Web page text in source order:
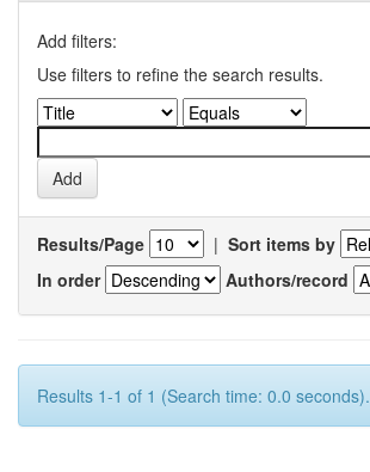
Add filters:
Use filters to refine the search results.
Results/Page | Sort items by
In order
Authors/record
Results 1-1 of 1 (Search time: 0.0 seconds).